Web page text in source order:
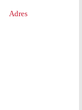
Adres